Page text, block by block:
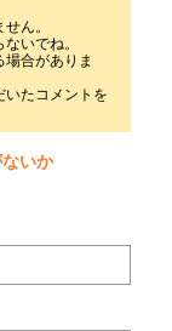
ん。
いでね。
合がありま
いたコメントを
いか